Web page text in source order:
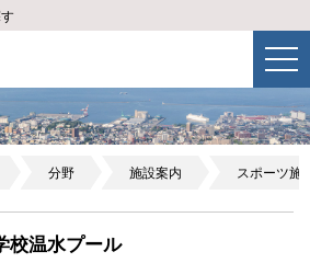
分野 施設案内 スポーツ施
校温水プール